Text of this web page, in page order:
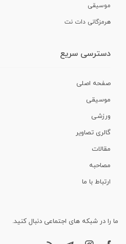
موسیقی
هرمزگانی دات نت
دسترسی سریع
صفحه اصلی
موسیقی
ورزشی
گالری تصاویر
مقالات
مصاحبه
ارتباط با ما
ما را در شبکه های اجتماعی دنبال کنید.